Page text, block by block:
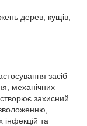
дерев, кущів,
засіб
механічних
захисний
та